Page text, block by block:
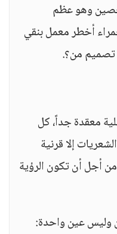
حصين وهو عظم
أخطر معمل بنقي
تصميم من؟.
معقدة جداً، كل
إلا قرنية
أجل أن تكون الرؤية